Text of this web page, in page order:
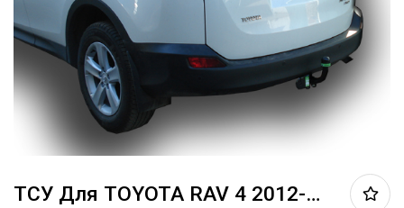
ТСУ Для TOYOTA RAV 4 2012-…